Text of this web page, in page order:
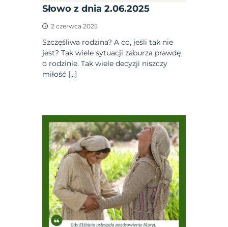
Słowo z dnia 2.06.2025
2 czerwca 2025
Szczęśliwa rodzina? A co, jeśli tak nie
jest? Tak wiele sytuacji zaburza prawdę
o rodzinie. Tak wiele decyzji niszczy
miłość […]